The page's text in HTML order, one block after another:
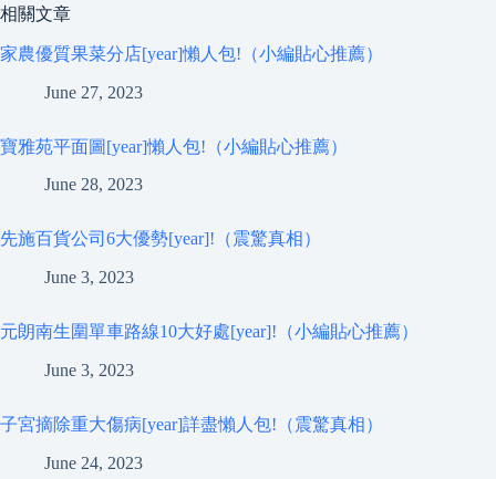
相關文章
家農優質果菜分店[year]懶人包!（小編貼心推薦）
June 27, 2023
寶雅苑平面圖[year]懶人包!（小編貼心推薦）
June 28, 2023
先施百貨公司6大優勢[year]!（震驚真相）
June 3, 2023
元朗南生圍單車路線10大好處[year]!（小編貼心推薦）
June 3, 2023
子宮摘除重大傷病[year]詳盡懶人包!（震驚真相）
June 24, 2023